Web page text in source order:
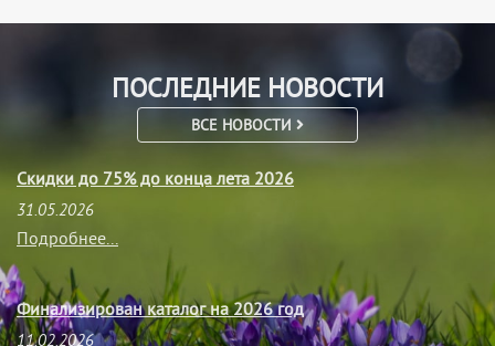
ПОСЛЕДНИЕ НОВОСТИ
ВСЕ НОВОСТИ
Скидки до 75% до конца лета 2026
31.05.2026
Подробнее...
Финализирован каталог на 2026 год